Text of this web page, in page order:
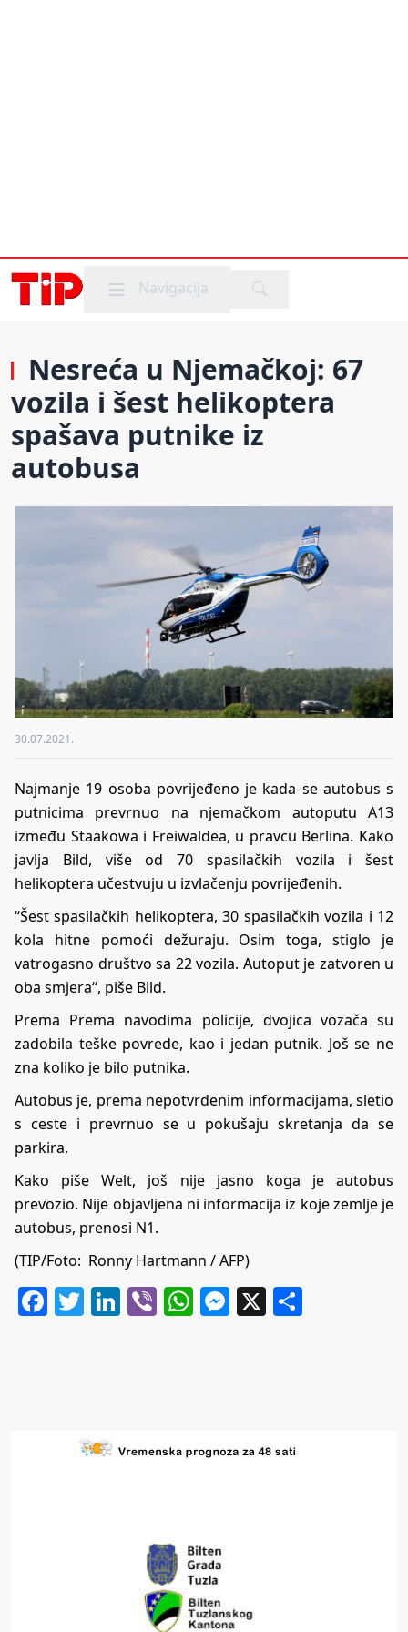
Mobile menu
Navigacija
Nesreća u Njemačkoj: 67
vozila i šest helikoptera
spašava putnike iz
autobusa
30.07.2021.
Najmanje 19 osoba povrijeđeno je kada se autobus s
putnicima prevrnuo na njemačkom autoputu A13
između Staakowa i Freiwaldea, u pravcu Berlina. Kako
javlja Bild, više od 70 spasilačkih vozila i šest
helikoptera učestvuju u izvlačenju povrijeđenih.
“Šest spasilačkih helikoptera, 30 spasilačkih vozila i 12
kola hitne pomoći dežuraju. Osim toga, stiglo je
vatrogasno društvo sa 22 vozila. Autoput je zatvoren u
oba smjera“, piše Bild.
Prema Prema navodima policije, dvojica vozača su
zadobila teške povrede, kao i jedan putnik. Još se ne
zna koliko je bilo putnika.
Autobus je, prema nepotvrđenim informacijama, sletio
s ceste i prevrnuo se u pokušaju skretanja da se
parkira.
Kako piše Welt, još nije jasno koga je autobus
prevozio. Nije objavljena ni informacija iz koje zemlje je
autobus, prenosi N1.
(TIP/Foto: Ronny Hartmann / AFP)
Facebook
Twitter
LinkedIn
ViberWhatsApp
Messenger
X